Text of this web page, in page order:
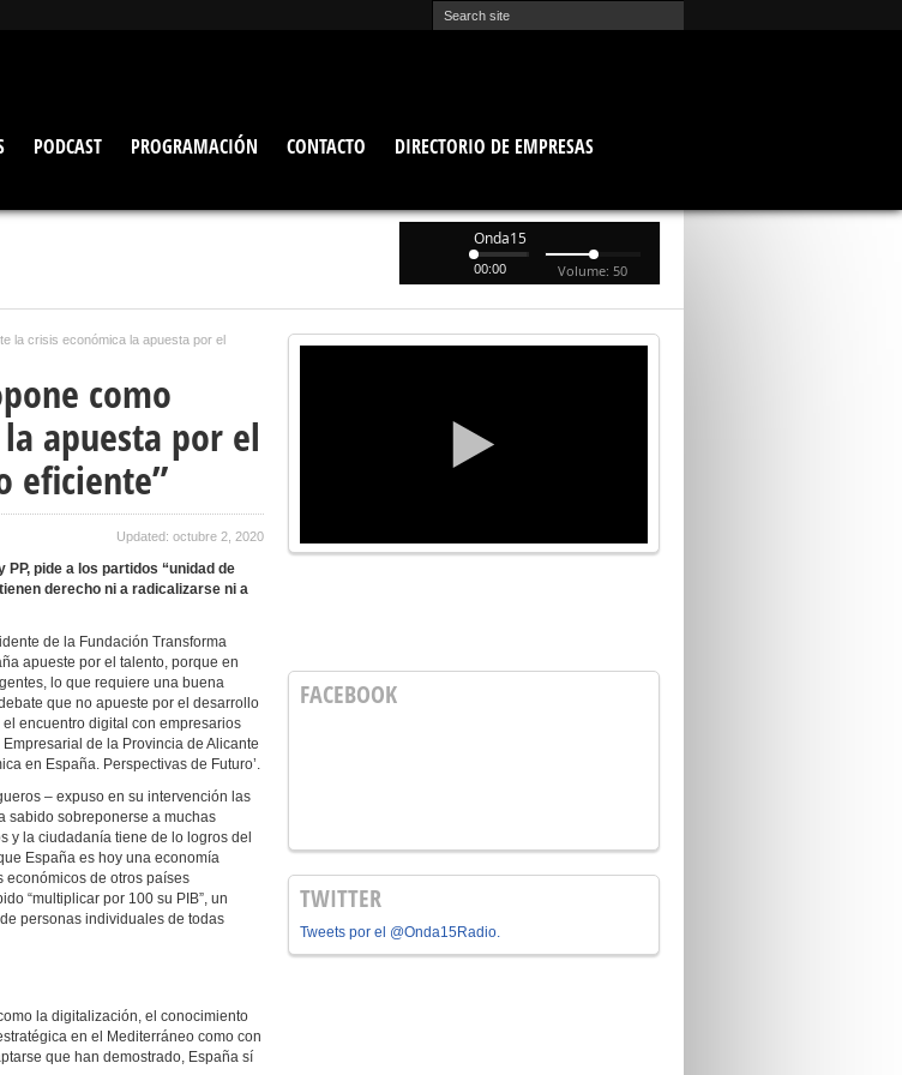
PODCAST PROGRAMACIÓN CONTACTO
DIRECTORIO DE EMPRESAS
Onda15
00:00 Volume: 50
la crisis económica la apuesta por el
como
apuesta por el
eficiente”
Updated: octubre 2, 2020
PP, pide a los partidos “unidad de
derecho ni a radicalizarse ni a
de la Fundación Transforma
apueste por el talento, porque en
lo que requiere una buena
que no apueste por el desarrollo
encuentro digital con empresarios
de la Provincia de Alicante
en España. Perspectivas de Futuro’.
– expuso en su intervención las
sabido sobreponerse a muchas
y la ciudadanía tiene de lo logros del
España es hoy una economía
económicos de otros países
“multiplicar por 100 su PIB”, un
personas individuales de todas
la digitalización, el conocimiento
en el Mediterráneo como con
que han demostrado, España sí
FACEBOOK
TWITTER
Tweets por el @Onda15Radio.